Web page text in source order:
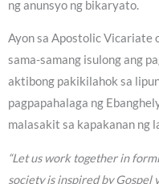
ng anunsyo ng bikaryato.
Ayon sa Apostolic Vicariate
sama-samang isulong ang
aktibong pakikilahok sa
pagpapahalaga ng
malasakit sa kapakanan ng
“Let us work together in
society is inspired by Gospel